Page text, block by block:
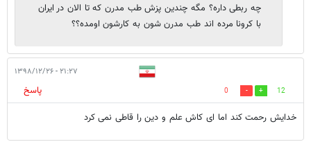
چه ربطی داره؟ مگه چندین پزش طب مدرن که تا الان در ایران
با کرونا مرده اند طب مدرن شون به کارشون اومده؟؟
۲۱:۲۷ - ۱۳۹۸/۱۲/۲۶
12
0
پاسخ
خدایش رحمت کند اما ای کاش علم و دین را قاطی نمی کرد